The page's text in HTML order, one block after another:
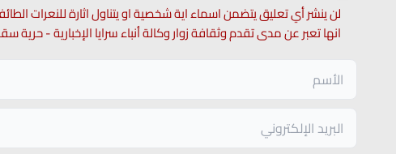
لن ينشر أي تعليق يتضمن اسماء اية شخصية او يتناول اثارة للنعرات
انها تعبر عن مدى تقدم وثقافة زوار وكالة أنباء سرايا الإخبارية -